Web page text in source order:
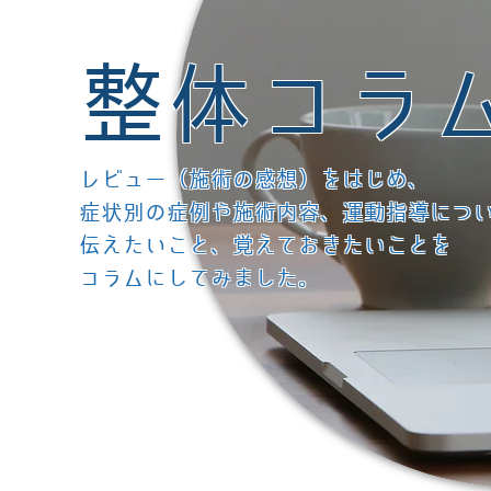
整体コラ
レビュー（施術の感想）をはじめ、
症状別の症例や施術内容、運動指導につ
伝えたいこと、覚えておきたいことを
コラムにしてみました。